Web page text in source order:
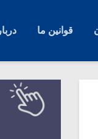
قوانین ما